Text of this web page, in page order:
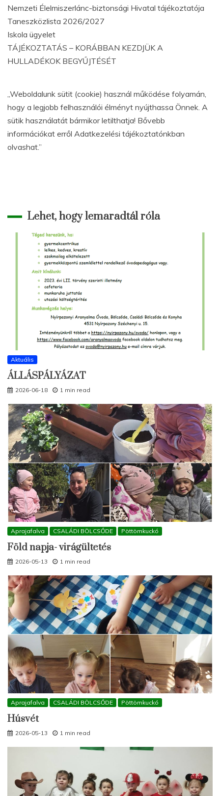
Nemzeti Élelmiszerlánc-biztonsági Hivatal tájékoztatója
Taneszközlista 2026/2027
Iskola ügyelet
TÁJÉKOZTATÁS – KORÁBBAN KEZDJÜK A
HULLADÉKOK BEGYŰJTÉSÉT
„Weboldalunk sütit (cookie) használ működése folyamán,
hogy a legjobb felhasználói élményt nyújthassa Önnek. A
sütik használatát bármikor letilthatja! Bővebb
információkat erről Adatkezelési tájékoztatónkban
olvashat.”
Lehet, hogy lemaradtál róla
Aktuális
ÁLLÁSPÁLYÁZAT
2026-06-18 1 min read
Aprajafalva CSALÁDI BÖLCSŐDE Pöttömkuckó
Föld napja- virágültetés
2026-05-13 1 min read
Aprajafalva CSALÁDI BÖLCSŐDE Pöttömkuckó
Húsvét
2026-05-13 1 min read